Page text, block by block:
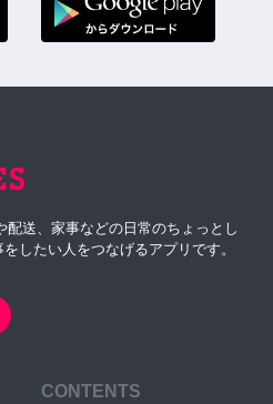
送、家事などの日常のちょっとし
したい人をつなげるアプリです。
CONTENTS